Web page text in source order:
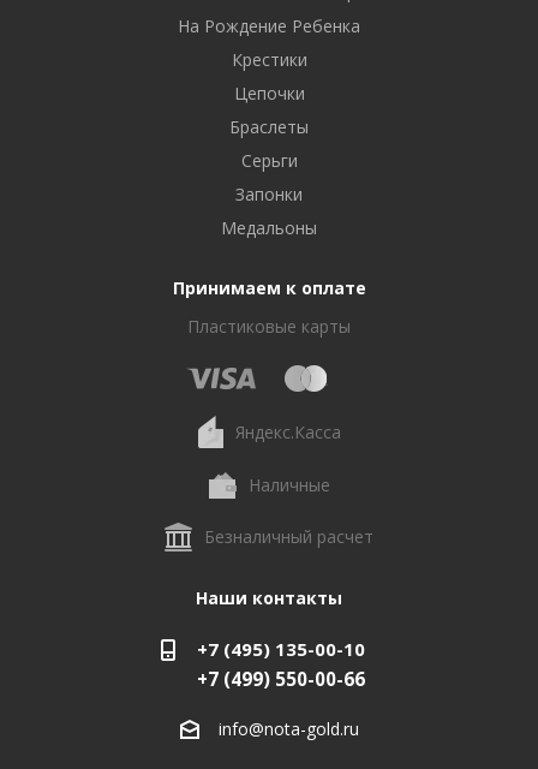
На Рождение Ребенка
Крестики
Цепочки
Браслеты
Серьги
Запонки
Медальоны
Принимаем к оплате
Пластиковые карты
Яндекс.Касса
Наличные
Безналичный расчет
Наши контакты
+7 (495) 135-00-10
+7 (499) 550-00-66
info@nota-gold.ru